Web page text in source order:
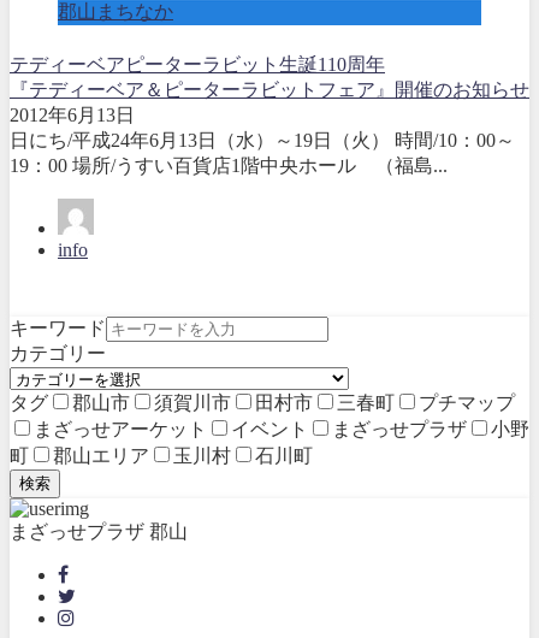
郡山まちなか
テディーベア ピーターラビット 生誕110周年
『テディーベア＆ピーターラビットフェア』開催のお知らせ
2012年6月13日
日にち/平成24年6月13日（水）～19日（火） 時間/10：00～
19：00 場所/うすい百貨店1階中央ホール （福島...
info
キーワード
カテゴリー
タグ 郡山市 須賀川市 田村市 三春町
プチマップ
まざっせアーケット
イベント まざっせプラザ
小野
町
郡山エリア 玉川村 石川町
検索
まざっせプラザ 郡山